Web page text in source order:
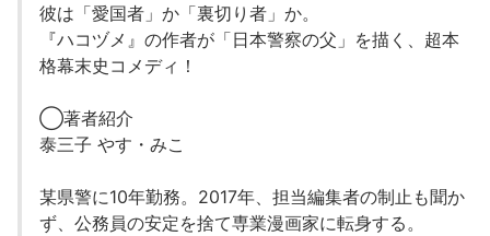
彼は「愛国者」か「裏切り者」か。
『ハコヅメ』の作者が「日本警察の父」を描く、超本
格幕末史コメディ！
◯著者紹介
泰三子 やす・みこ
某県警に10年勤務。2017年、担当編集者の制止も聞か
ず、公務員の安定を捨て専業漫画家に転身する。